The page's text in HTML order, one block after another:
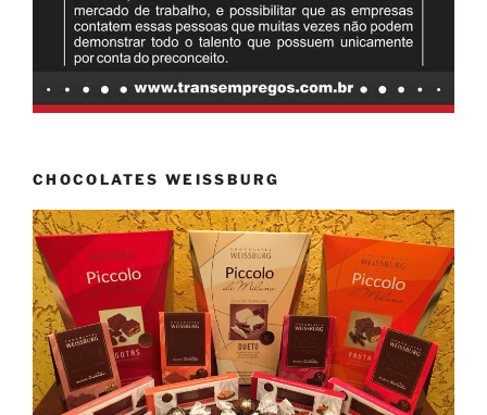
CHOCOLATES WEISSBURG